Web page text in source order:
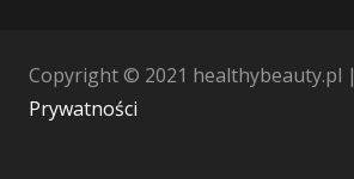
Copyright © 2021 healthybeauty.pl |
Prywatności